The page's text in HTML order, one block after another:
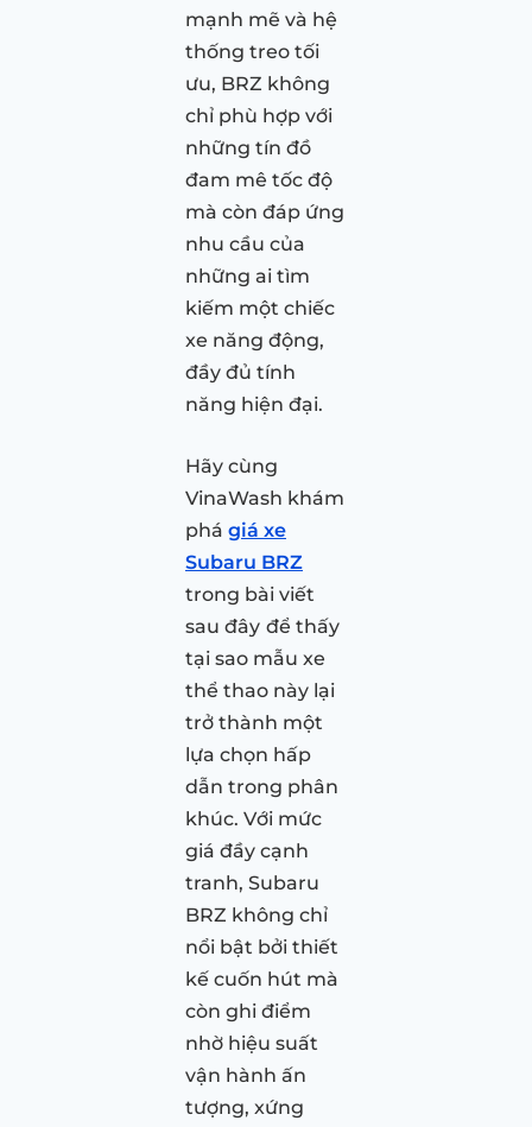
mạnh mẽ và hệ
thống treo tối
ưu, BRZ không
chỉ phù hợp với
những tín đồ
đam mê tốc độ
mà còn đáp ứng
nhu cầu của
những ai tìm
kiếm một chiếc
xe năng động,
đầy đủ tính
năng hiện đại.
Hãy cùng
VinaWash khám
phá giá xe
Subaru BRZ
trong bài viết
sau đây để thấy
tại sao mẫu xe
thể thao này lại
trở thành một
lựa chọn hấp
dẫn trong phân
khúc. Với mức
giá đầy cạnh
tranh, Subaru
BRZ không chỉ
nổi bật bởi thiết
kế cuốn hút mà
còn ghi điểm
nhờ hiệu suất
vận hành ấn
tượng, xứng